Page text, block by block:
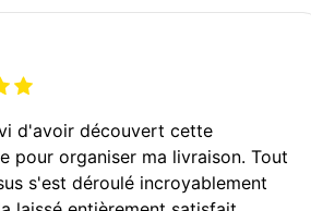
d'avoir découvert cette
pour organiser ma livraison. Tout
s'est déroulé incroyablement